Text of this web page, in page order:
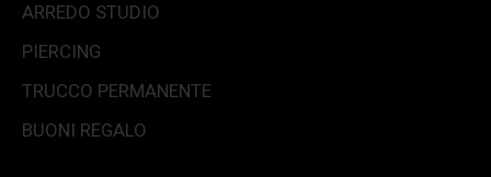
ARREDO STUDIO
PIERCING
TRUCCO PERMANENTE
BUONI REGALO